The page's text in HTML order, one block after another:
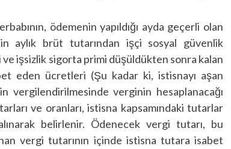
ödemenin yapıldığı ayda geçerli olan
aylık brüt tutarından işçi sosyal güvenlik
işsizlik sigorta primi düşüldükten sonra kalan
eden ücretleri (Şu kadar ki, istisnayı aşan
vergilendirilmesinde verginin hesaplanacağı
ve oranları, istisna kapsamındaki tutarlar
belirlenir. Ödenecek vergi tutarı, bu
vergi tutarının içinde istisna tutara isabet